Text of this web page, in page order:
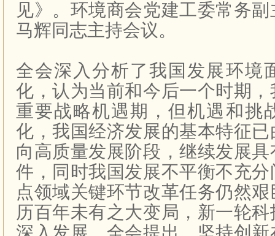
见》。环境商会党建工委常务
马辉同志主持会议。
全会深入分析了我国发展环境
化，认为当前和今后一个时期
重要战略机遇期，但机遇和挑
化，我国经济发展的基本特征
向高质量发展阶段，继续发展
件，同时我国发展不平衡不充
点领域关键环节改革任务仍然
历百年未有之大变局，新一轮